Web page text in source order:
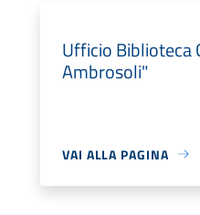
Ufficio Biblioteca
Ambrosoli"
VAI ALLA PAGINA